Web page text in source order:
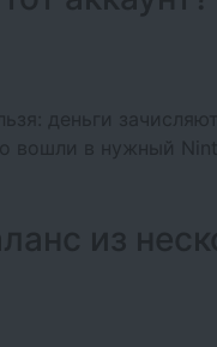
деньги
вошли в нужный
из